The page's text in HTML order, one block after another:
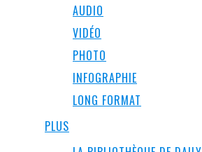
AUDIO
VIDÉO
PHOTO
INFOGRAPHIE
LONG FORMAT
PLUS